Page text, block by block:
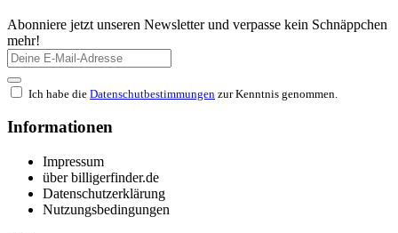
Abonniere jetzt unseren Newsletter und verpasse kein Schnäppchen
mehr!
Ich habe die Datenschutbestimmungen zur Kenntnis genommen.
Informationen
Impressum
über billigerfinder.de
Datenschutzerklärung
Nutzungsbedingungen